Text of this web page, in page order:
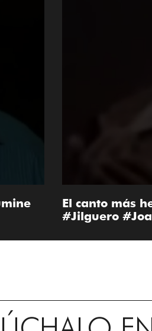
El canto más
#Jilguero